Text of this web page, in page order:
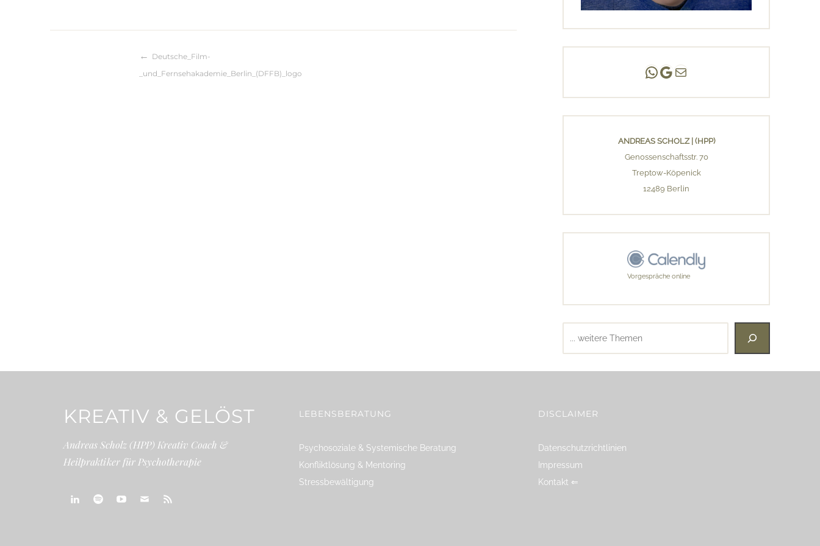
Beitragsnavigation
Deutsche_Film-
_und_Fernsehakademie_Berlin_(DFFB)_logo
Andreas Scholz | (HPP)
Praxis Adlershof
E-Mail an mich ...
ANDREAS SCHOLZ | (HPP)
Genossenschaftsstr. 70
Treptow-Köpenick
12489 Berlin
Vorgespräche online
KREATIV & GELÖST
Andreas Scholz (HPP) Kreativ Coach &
Heilpraktiker für Psychotherapie
LEBENSBERATUNG
Psychosoziale & Systemische Beratung
Konfliktlösung & Mentoring
Stressbewältigung
DISCLAIMER
Datenschutzrichtlinien
Impressum
Kontakt ⇐